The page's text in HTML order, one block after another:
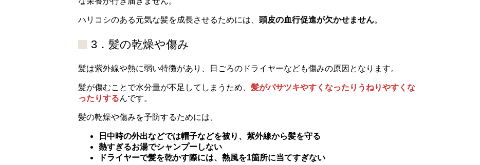
ハリコシのある元気な髪を成長させるためには、 頭皮の血行促進が欠かせません。
3．髪の乾燥や傷み
髪は紫外線や熱に弱い特徴があり、日ごろのドライヤーなども傷みの原因となります。
髪が傷むことで水分量が不足してしまうため、 髪がパサツキやすくなったりうねりやすくな
ったりするんです。
髪の乾燥や傷みを予防するためには、
日中時の外出などでは帽子などを被り、紫外線から髪を守る
熱すぎるお湯でシャンプーしない
ドライヤーで髪を乾かす際には、熱風を1箇所に当てすぎない